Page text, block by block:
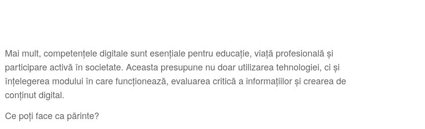
Mai mult, competențele digitale sunt esențiale pentru educație, viață profesională și
participare activă în societate. Aceasta presupune nu doar utilizarea tehnologiei, ci și
înțelegerea modului în care funcționează, evaluarea critică a informațiilor și crearea de
conținut digital.
Ce poți face ca părinte?